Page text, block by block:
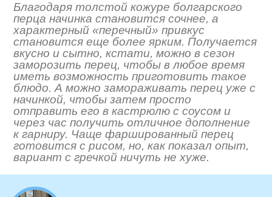
Благодаря толстой кожуре болгарского
перца начинка становится сочнее, а
характерный «перечный» привкус
становится еще более ярким. Получается
вкусно и сытно, кстати, можно в сезон
заморозить перец, чтобы в любое время
иметь возможность приготовить такое
блюдо. А можно замораживать перец уже с
начинкой, чтобы затем просто
отправить его в кастрюлю с соусом и
через час получить отличное дополнение
к гарниру. Чаще фаршированный перец
готовится с рисом, но, как показал опыт,
вариант с гречкой ничуть не хуже.